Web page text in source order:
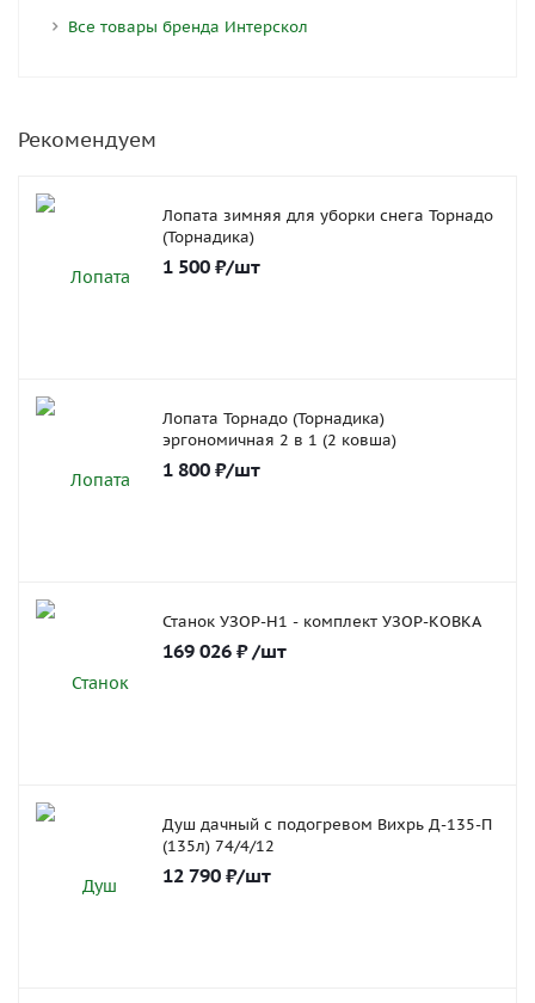
Все товары бренда Интерскол
Рекомендуем
Лопата зимняя для уборки снега Торнадо
(Торнадика)
1 500 ₽/шт
Лопата Торнадо (Торнадика)
эргономичная 2 в 1 (2 ковша)
1 800 ₽/шт
Станок УЗОР-Н1 - комплект УЗОР-КОВКА
169 026 ₽ /шт
Душ дачный с подогревом Вихрь Д-135-П
(135л) 74/4/12
12 790 ₽/шт